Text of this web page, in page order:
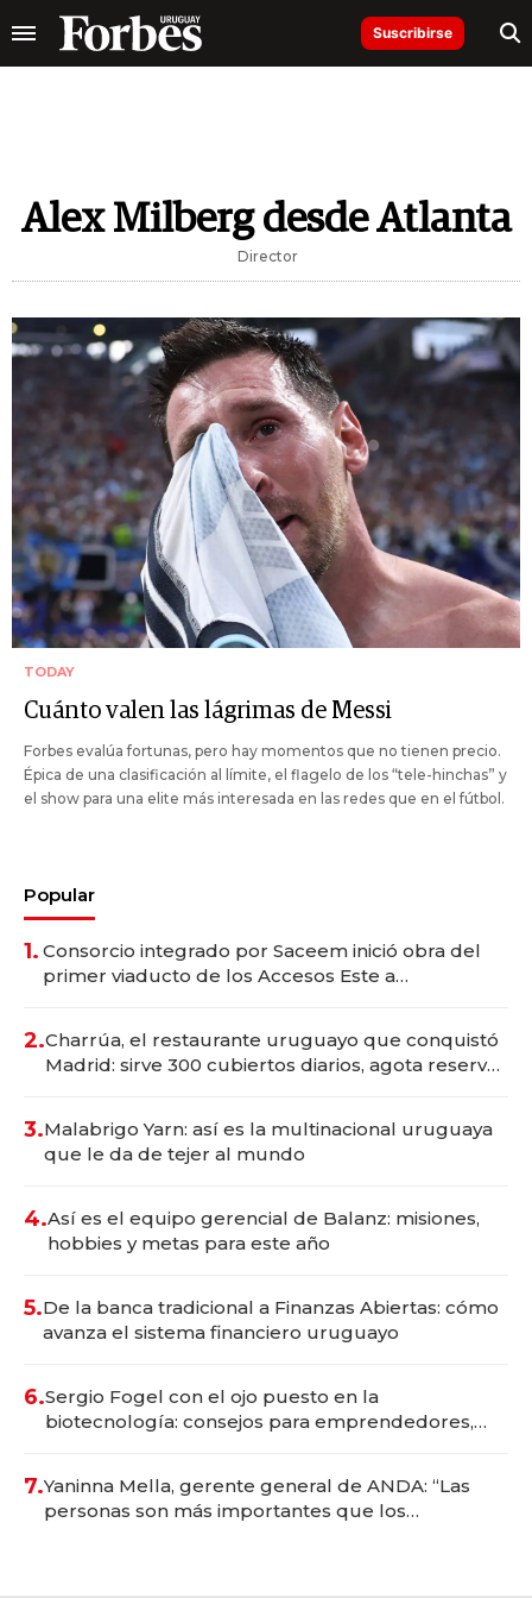
Suscribirse
Alex Milberg desde Atlanta
Director
TODAY
Cuánto valen las lágrimas de Messi
Forbes evalúa fortunas, pero hay momentos que no tienen precio.
Épica de una clasificación al límite, el flagelo de los “tele-hinchas” y
el show para una elite más interesada en las redes que en el fútbol.
Popular
1. Consorcio integrado por Saceem inició obra del
primer viaducto de los Accesos Este a
2.Charrúa, el restaurante uruguayo que conquistó
Madrid: sirve 300 cubiertos diarios, agota reservas
3.Malabrigo Yarn: así es la multinacional uruguaya
que le da de tejer al mundo
4.Así es el equipo gerencial de Balanz: misiones,
hobbies y metas para este año
5.De la banca tradicional a Finanzas Abiertas: cómo
avanza el sistema financiero uruguayo
6.Sergio Fogel con el ojo puesto en la
biotecnología: consejos para emprendedores,
7.Yaninna Mella, gerente general de ANDA: “Las
personas son más importantes que los